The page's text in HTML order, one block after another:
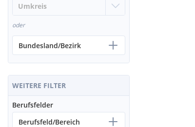
oder
Bundesland/Bezirk
WEITERE FILTER
Berufsfelder
Berufsfeld/Bereich